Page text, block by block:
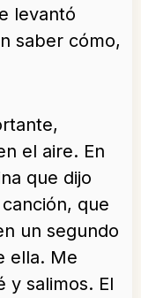
levantó
saber cómo,
el aire. En
que dijo
que
un segundo
ella. Me
y salimos. El